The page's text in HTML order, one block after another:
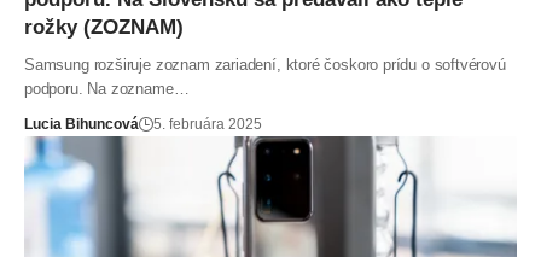
rožky (ZOZNAM)
Samsung rozširuje zoznam zariadení, ktoré čoskoro prídu o softvérovú
podporu. Na zozname…
Lucia Bihuncová 5. februára 2025